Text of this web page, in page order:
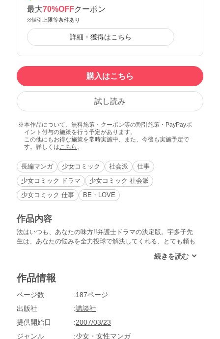
最大70%OFFクーポン
※値引上限等条件あり
詳細・獲得はこちら
購入はこちら
試し読み
本作品について、無料施策・クーポン等の割引施策・PayPayポ
イント付与の施策を行う予定があります。
この他にもお得な施策を常時実施中、また、今後も実施予定で
す。詳しくはこちら 。
長編マンガ 少女コミック 社会派
仕事
少女コミック ドラマ
少女コミック 社会派
少女コミック 仕事
BE・LOVE
作品内容
法はいつも、あなたの味方!!弁護士ドラマの決定版。宇多子先
生は、あなたの悩みを全力投球で解決してくれる、とても頼も
救いの手を差し延べた「白の闇」など、ヒューマンドラマ６
作品情報
ページ数
187ページ
出版社
講談社
提供開始日
2007/03/23
ジャンル
少女・女性マンガ